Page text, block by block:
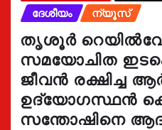
ദേശീയം
ന്യൂസ്
തൃശൂർ റെയിൽവേ
സമയോചിത
ജീവൻ രക്ഷിച്ച
ഉദ്യോഗസ്ഥൻ
സന്തോഷിനെ